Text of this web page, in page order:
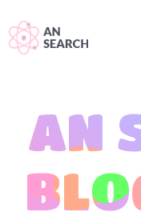
AN